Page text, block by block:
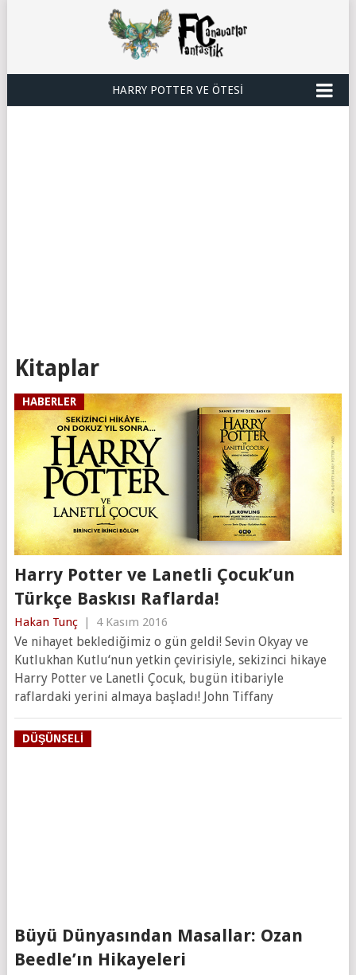
HARRY POTTER VE ÖTESI
Kitaplar
HABERLER
Harry Potter ve Lanetli Çocuk’un
Türkçe Baskısı Raflarda!
Hakan Tunç | 4 Kasım 2016
Ve nihayet beklediğimiz o gün geldi! Sevin Okyay ve
Kutlukhan Kutlu‘nun yetkin çevirisiyle, sekizinci hikaye
Harry Potter ve Lanetli Çocuk, bugün itibariyle
raflardaki yerini almaya başladı! John Tiffany
DÜŞÜNSELI
Büyü Dünyasından Masallar: Ozan
Beedle’ın Hikayeleri